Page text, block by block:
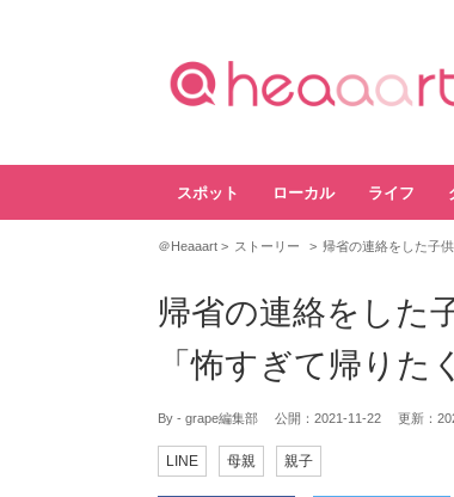
スポット ローカル ライフ
＠Heaaart ストーリー 帰省の連絡をした子
帰省の連絡をした
「怖すぎて帰りた
By - grape編集部 公開： 2021-11-22 更新：
LINE 母親 親子